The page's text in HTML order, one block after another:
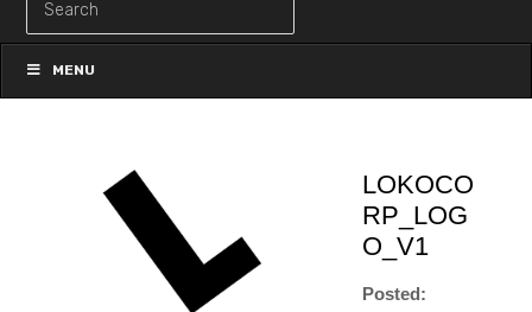
to
contentMENU
LOKOCO
RP_LOG
O_V1
Posted: